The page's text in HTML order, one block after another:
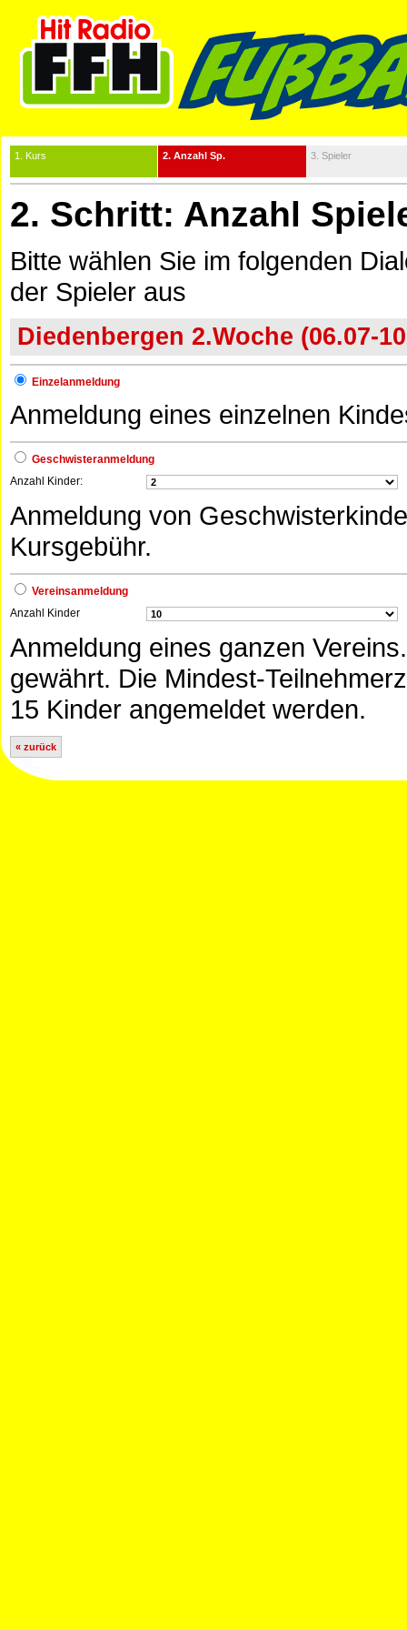
1. Kurs 2. Anzahl Sp. 3. Spieler
2. Schritt: Anzahl
Bitte wählen Sie im folgenden
der Spieler aus
Diedenbergen 2.Woche (06.07-
Einzelanmeldung
Anmeldung eines einzelnen
Geschwisteranmeldung
Anzahl Kinder:
Anmeldung von
Kursgebühr.
Vereinsanmeldung
Anzahl Kinder
Anmeldung eines ganzen
gewährt. Die Mindest-
15 Kinder angemeldet werden.